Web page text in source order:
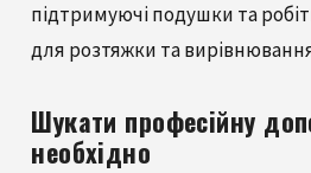
підтримуючі подушки та
для розтяжки та
Шукати професійну
необхідно